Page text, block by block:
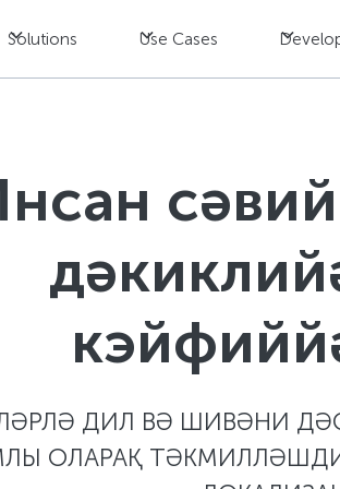
Solutions Use Cases
ДИЛ ВӘ ШИВӘНИ
ОЛАРАҚ